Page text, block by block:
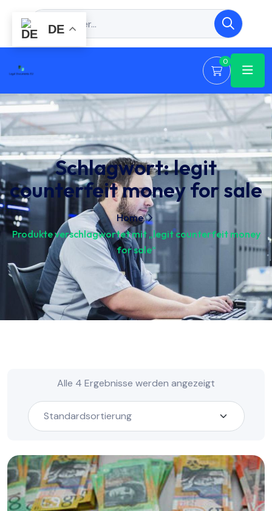
0
Schlagwort:legit
counterfeit money for sale
Home
Produkte verschlagwortet mit „legit counterfeit money
for sale“
Alle 4 Ergebnisse werden angezeigt
DE